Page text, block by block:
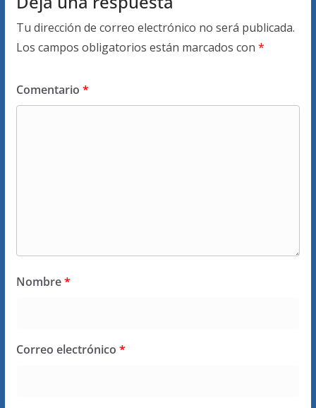
Tu dirección de correo electrónico no será publicada.
Los campos obligatorios están marcados con *
Comentario *
Nombre*
Correo electrónico *